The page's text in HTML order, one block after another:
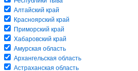
Алтайский край
Красноярский край
Приморский край
Хабаровский край
Амурская область
Архангельская область
Астраханская область